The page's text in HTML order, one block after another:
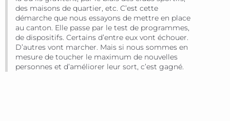
des maisons de quartier, etc. C’est cette
démarche que nous essayons de mettre en place
au canton. Elle passe par le test de programmes,
de dispositifs. Certains d’entre eux vont échouer.
D’autres vont marcher. Mais si nous sommes en
mesure de toucher le maximum de nouvelles
personnes et d’améliorer leur sort, c’est gagné.